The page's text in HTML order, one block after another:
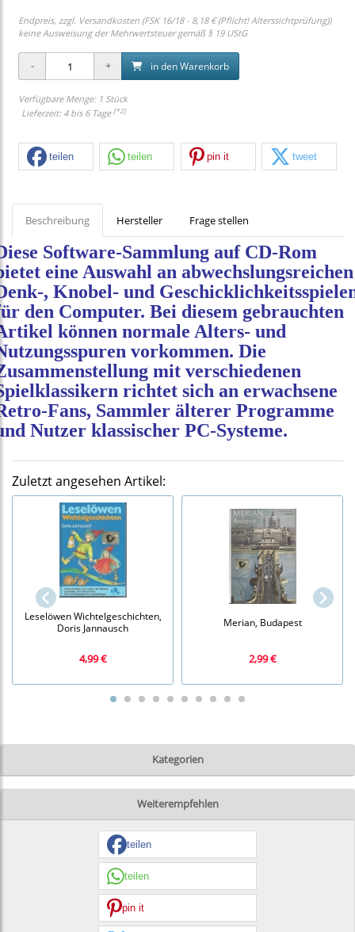
Kategorien
Endpreis, zzgl. Versandkosten (FSK 16/18 - 8,18 € (Pflicht! Alterssichtprüfung))
keine Ausweisung der Mehrwertsteuer gemäß § 19 UStG
in den Warenkorb
Verfügbare Menge: 1 Stück
Lieferzeit: 4 bis 6 Tage [*2]
teilen teilen pin it tweet
Beschreibung Hersteller Frage stellen
Software-Sammlung auf CD-Rom
eine Auswahl an abwechslungsreichen
, Knobel- und
den Computer. Bei diesem gebrauchten
können normale Alters- und
vorkommen. Die
mit verschiedenen
richtet sich an erwachsene
Fans, Sammler älterer Programme
Nutzer klassischer PC-Systeme.
Zuletzt angesehen Artikel:
Leselöwen Wichtelgeschichten,
Doris Jannausch
4,99 €
Merian, Budapest
2,99 €
Weiterempfehlen
teilen
teilen
pin it